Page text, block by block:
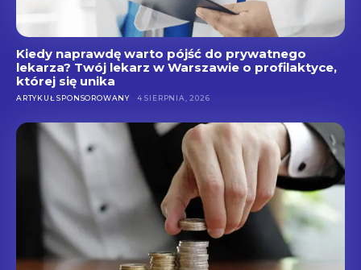
Kiedy naprawdę warto pójść do prywatnego
lekarza? Twój lekarz w Warszawie o profilaktyce,
której się unika
ARTYKUŁ SPONSOROWANY 4 SIERPNIA, 2026